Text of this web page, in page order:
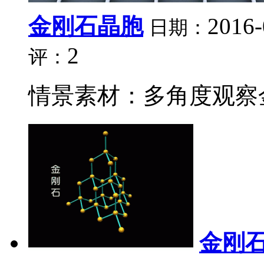
金刚石晶胞 日期：
评： 2
情景素材：多角度观
金刚